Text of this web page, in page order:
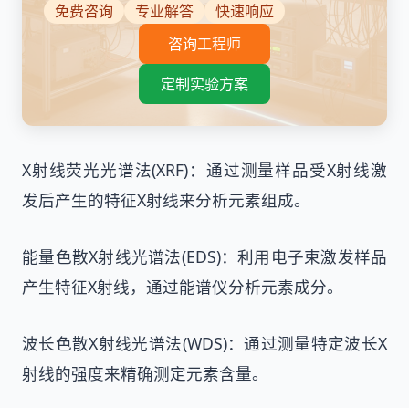
免费咨询 专业解答
快速响应
咨询工程师
定制实验方案
X射线荧光光谱法(XRF)：通过测量样品受X射线激
发后产生的特征X射线来分析元素组成。
能量色散X射线光谱法(EDS)：利用电子束激发样品
产生特征X射线，通过能谱仪分析元素成分。
波长色散X射线光谱法(WDS)：通过测量特定波长X
射线的强度来精确测定元素含量。